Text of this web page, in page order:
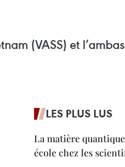
(VASS) et
LES PLUS LUS
La matière
école chez les